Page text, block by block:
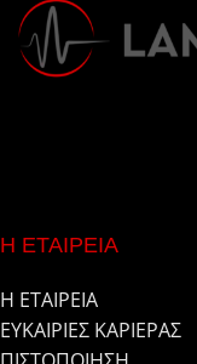
Η ΕΤΑΙΡΕΙΑ
Η ΕΤΑΙΡΕΙΑ
ΕΥΚΑΙΡΙΕΣ ΚΑΡΙΕΡΑΣ